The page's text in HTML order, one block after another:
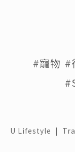
#寵物 #
U Lifestyle |